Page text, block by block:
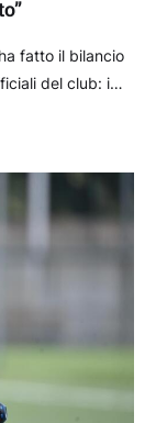
fatto il bilancio
del club: i